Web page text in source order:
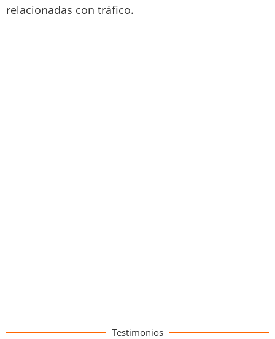
relacionadas con tráfico.
Testimonios